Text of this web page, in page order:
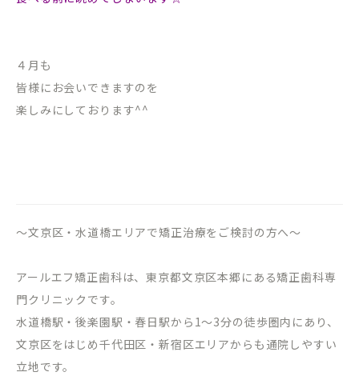
４月も
皆様にお会いできますのを
楽しみにしております^^
～文京区・水道橋エリアで矯正治療をご検討の方へ～
アールエフ矯正歯科は、東京都文京区本郷にある矯正歯科専
門クリニックです。
水道橋駅・後楽園駅・春日駅から 1～3分の徒歩圏内にあり、
文京区をはじめ千代田区・新宿区エリアからも通院しやすい
立地です。